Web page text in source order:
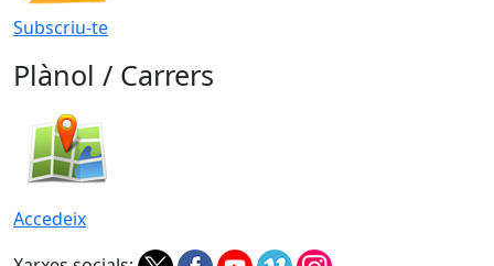
Subscriu-te
Plànol / Carrers
Accedeix